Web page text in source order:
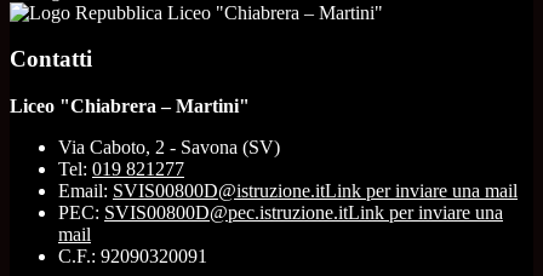
Liceo "Chiabrera – Martini"
Contatti
Liceo "Chiabrera – Martini"
Via Caboto, 2 - Savona (SV)
Tel: 019 821277
Email: SVIS00800D@istruzione.itLink per inviare una mail
PEC: SVIS00800D@pec.istruzione.itLink per inviare una
mail
C.F.: 92090320091